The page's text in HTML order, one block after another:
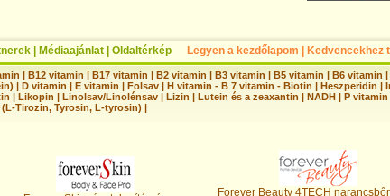
Médiaajánlat Oldaltérkép Legyen a kezdőlapom Kedvencekhez
| B12 vitamin | B17 vitamin | B2 vitamin | B3 vitamin | B5 vitamin | B6 vitamin |
| D vitamin | E vitamin | Folsav | H vitamin - B 7 vitamin - Biotin | Heszperidin |
| Likopin | Linolsav/Linolénsav | Lizin | Lutein és a zeaxantin | NADH | P vitamin
Tirozin, Tyrosin, L-tyrosin) |
Forever Beauty 4TECH